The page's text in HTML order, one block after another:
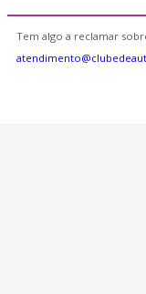
Tem algo a reclamar